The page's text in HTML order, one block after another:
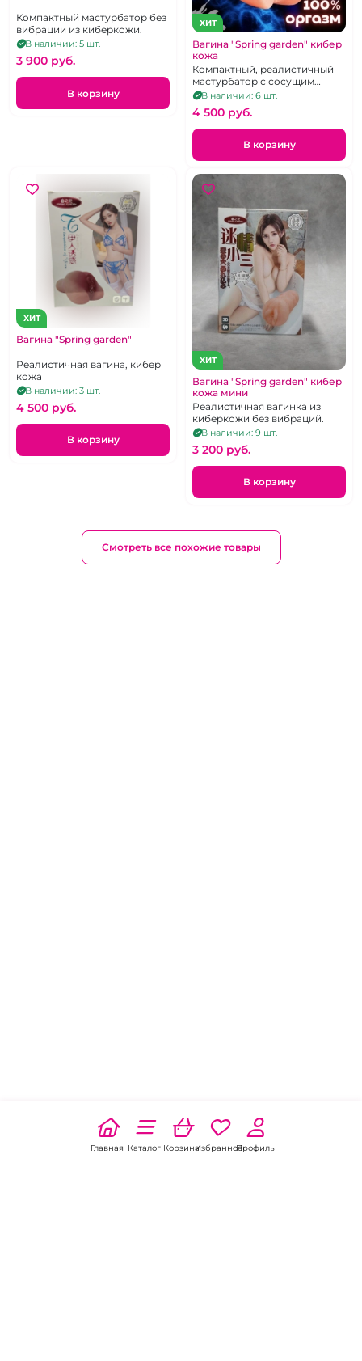
Компактный мастурбатор без
вибрации из киберкожи.
В наличии: 5 шт.
3 900 pуб.
В корзину
ХИТ
Вагина "Spring garden" кибер
кожа
Компактный, реалистичный
мастурбатор с сосущим
эффектом из кибер кожи.
В наличии: 6 шт.
4 500 pуб.
В корзину
ХИТ
Вагина "Spring garden"
Реалистичная вагина, кибер
кожа
В наличии: 3 шт.
4 500 pуб.
В корзину
ХИТ
Вагина "Spring garden" кибер
кожа мини
Реалистичная вагинка из
киберкожи без вибраций.
В наличии: 9 шт.
3 200 pуб.
В корзину
Смотреть все похожие товары
Главная Каталог КорзинаИзбранноеПрофиль